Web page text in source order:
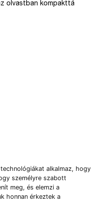
alkalmaz, hogy
személyre szabott
meg, és elemzi a
honnan érkeztek a
olvastban kompakttá